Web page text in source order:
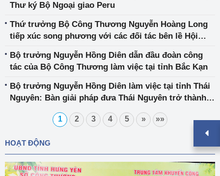
Thư ký Bộ Ngoại giao Peru
Thứ trưởng Bộ Công Thương Nguyễn Hoàng Long
tiếp xúc song phương với các đối tác bên lề Hội
Bộ trưởng Nguyễn Hồng Diên dẫn đầu đoàn công
tác của Bộ Công Thương làm việc tại tỉnh Bắc Kạn
Bộ trưởng Nguyễn Hồng Diên làm việc tại tỉnh Thái
Nguyên: Bàn giải pháp đưa Thái Nguyên trở thành
1 2 3 4 5 » »»
HOẠT ĐỘNG